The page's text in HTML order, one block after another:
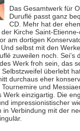
Das Gesamtwerk für
Duruflé passt ganz
CD. Mehr hat der
Kirche Saint-
am dortigen
selbst mit den
zuweilen noch. Sei’s
Werk froh sein, das
überlebt
durchaus eher
und
Werk einzigartig. Die
impressionistischer
in Verbindung mit der